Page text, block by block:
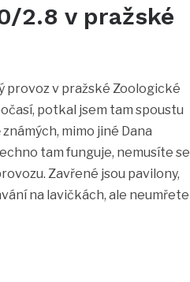
2.8 v pražské
provoz v pražské Zoologické
potkal jsem tam spoustu
mimo jiné Dana
tam funguje, nemusíte se
Zavřené jsou pavilony,
na lavičkách, ale neumřete